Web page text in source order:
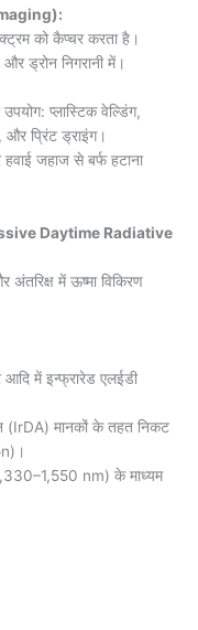
को कैप्चर करता है।
ड्रोन निगरानी में।
प्लास्टिक वेल्डिंग,
और प्रिंट ड्राइंग।
जहाज से बर्फ हटाना
Daytime Radiative
अंतरिक्ष में ऊष्मा विकिरण
आदि में इन्फ्रारेड एलईडी
(IrDA) मानकों के तहत निकट
nm) के माध्यम